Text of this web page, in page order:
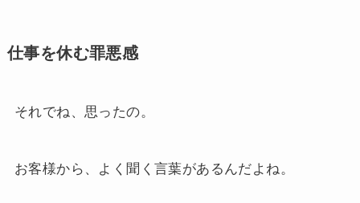
仕事を休む罪悪感
それでね、思ったの。
お客様から、よく聞く言葉があるんだよね。